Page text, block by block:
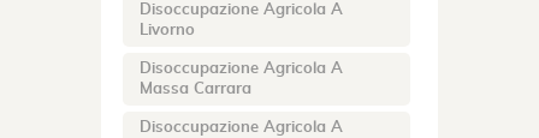
Disoccupazione Agricola A
Livorno
Disoccupazione Agricola A
Massa Carrara
Disoccupazione Agricola A